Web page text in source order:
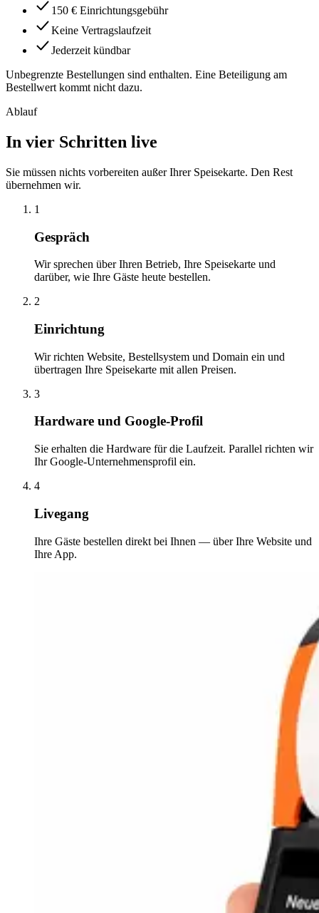
150 € Einrichtungsgebühr
Keine Vertragslaufzeit
Jederzeit kündbar
Unbegrenzte Bestellungen sind enthalten. Eine Beteiligung am
Bestellwert kommt nicht dazu.
Ablauf
In vier Schritten live
Sie müssen nichts vorbereiten außer Ihrer Speisekarte. Den Rest
übernehmen wir.
1
Gespräch
Wir sprechen über Ihren Betrieb, Ihre Speisekarte und
darüber, wie Ihre Gäste heute bestellen.
2
Einrichtung
Wir richten Website, Bestellsystem und Domain ein und
übertragen Ihre Speisekarte mit allen Preisen.
3
Hardware und Google-Profil
Sie erhalten die Hardware für die Laufzeit. Parallel richten wir
Ihr Google-Unternehmensprofil ein.
4
Livegang
Ihre Gäste bestellen direkt bei Ihnen — über Ihre Website und
Ihre App.